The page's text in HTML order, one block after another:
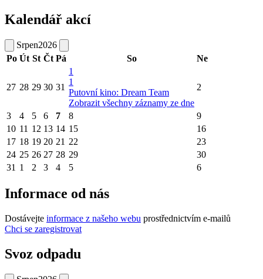
Kalendář akcí
Srpen2026
Po Út St Čt Pá So Ne
27 28 29 30 31
1
1
Putovní kino: Dream Team
Zobrazit všechny záznamy ze dne
2
3 4 5 6 7 8
9
10 11 12 13 14 15
16
17 18 19 20 21 22
23
24 25 26 27 28 29
30
31 1 2 3 4 5 6
Informace od nás
Dostávejte informace z našeho webu prostřednictvím e-mailů
Chci se zaregistrovat
Svoz odpadu